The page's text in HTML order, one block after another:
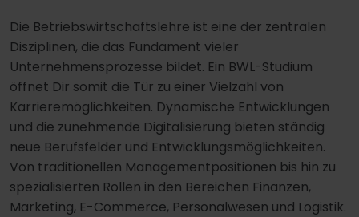
Die Betriebswirtschaftslehre ist eine der zentralen
Disziplinen, die das Fundament vieler
Unternehmensprozesse bildet. Ein BWL-Studium
öffnet Dir somit die Tür zu einer Vielzahl von
Karrieremöglichkeiten. Dynamische Entwicklungen
und die zunehmende Digitalisierung bieten ständig
neue Berufsfelder und Entwicklungsmöglichkeiten.
Von traditionellen Managementpositionen bis hin zu
spezialisierten Rollen in den Bereichen Finanzen,
Marketing, E-Commerce, Personalwesen und Logistik.